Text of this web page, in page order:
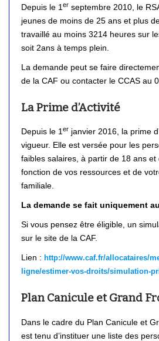
Depuis le 1er septembre 2010, le
jeunes de moins de 25 ans et plus
travaillé au moins 3214 heures sur
soit 2ans à temps plein.
La demande peut se faire
de la CAF ou contacter le CCAS au
La Prime d’Activité
Depuis le 1er janvier 2016, la prime
vigueur. Elle est versée pour les
faibles salaires, à partir de 18 ans et
fonction de vos ressources et de
familiale.
La demande se fait uniquement
Si vous pensez être éligible, un
sur le site de la CAF.
Lien : http://www.caf.fr/allocataires/
ligne/estimer-vos-droits/simulation-
Plan Canicule et Grand
Dans le cadre du Plan Canicule et
est tenu d’instituer une liste des